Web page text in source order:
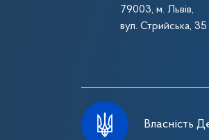
79003, м. Львів,
вул. Стрийська, 35
Власність